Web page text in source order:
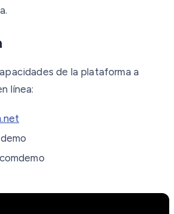
de la plataforma a
línea: